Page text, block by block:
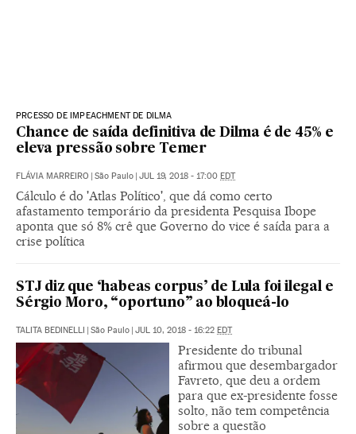
PRCESSO DE IMPEACHMENT DE DILMA
Chance de saída definitiva de Dilma é de 45% e
eleva pressão sobre Temer
FLÁVIA MARREIRO | São Paulo | JUL 19, 2018 - 17:00 EDT
Cálculo é do 'Atlas Político', que dá como certo
afastamento temporário da presidenta Pesquisa Ibope
aponta que só 8% crê que Governo do vice é saída para a
crise política
STJ diz que ‘habeas corpus’ de Lula foi ilegal e
Sérgio Moro, “oportuno” ao bloqueá-lo
TALITA BEDINELLI | São Paulo | JUL 10, 2018 - 16:22 EDT
Presidente do tribunal
afirmou que desembargador
Favreto, que deu a ordem
para que ex-presidente fosse
solto, não tem competência
sobre a questão